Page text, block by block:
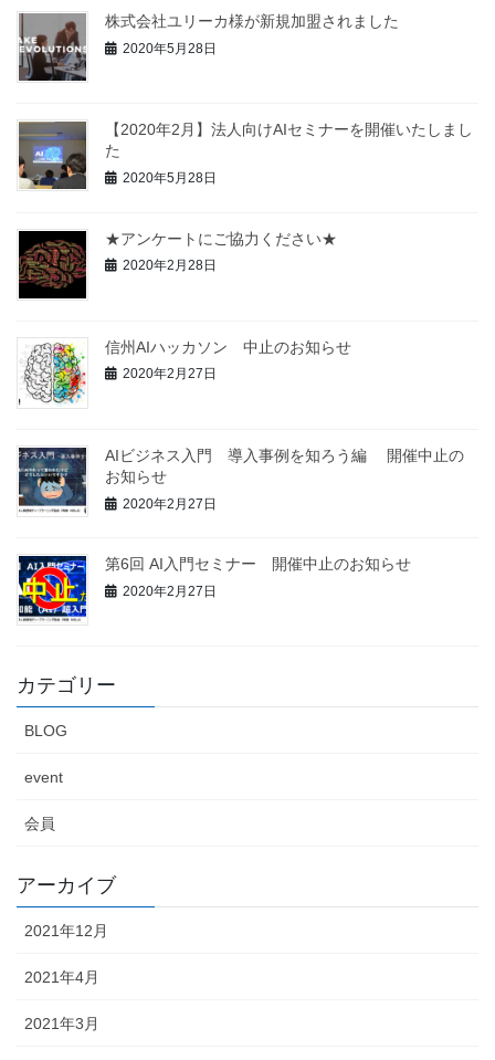
株式会社ユリーカ様が新規加盟されました
2020年5月28日
【2020年2月】法人向けAIセミナーを開催いたしまし
た
2020年5月28日
★アンケートにご協力ください★
2020年2月28日
信州AIハッカソン 中止のお知らせ
2020年2月27日
AIビジネス入門 導入事例を知ろう編 開催中止の
お知らせ
2020年2月27日
第6回 AI入門セミナー 開催中止のお知らせ
2020年2月27日
カテゴリー
BLOG
event
会員
アーカイブ
2021年12月
2021年4月
2021年3月